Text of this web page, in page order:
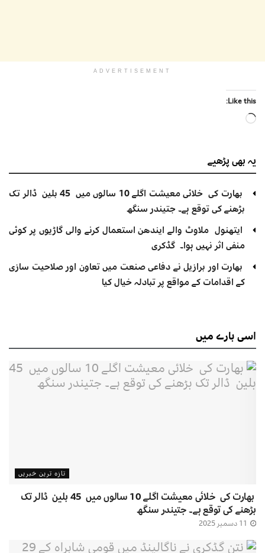
ADVERTISEMENT
Like this:
Loading…
یہ بھیپڑھیے
بھارت کی خلائی معیشت اگلے 10 سالوں میں 45 بلین ڈالر تک
بڑھنے کی توقع ہے۔ جتیندر سنگھ
ایتھنول ملاوٹ والے ایندھن استعمال کرنے والی گاڑیوں پر کوئی
منفی اثر نہیں ہوا۔ گڈکری
بھارت اور برازیل نے دفاعی صنعت میں تعاون اور صلاحیت سازی
کے اقدامات کے مواقع پر تبادلہ خیال کیا
اسیبارے میں
تازہ ترین خبریں
بھارت کی خلائی معیشت اگلے 10 سالوں میں 45 بلین ڈالر تک
بڑھنے کی توقع ہے۔ جتیندر سنگھ